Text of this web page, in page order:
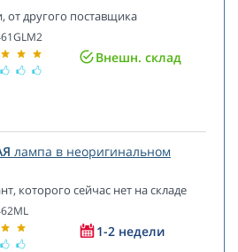
от другого поставщика
Внешн. склад
лампа в неоригинальном
которого сейчас нет на складе
1-2 недели